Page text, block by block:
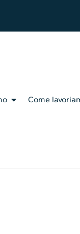
Come